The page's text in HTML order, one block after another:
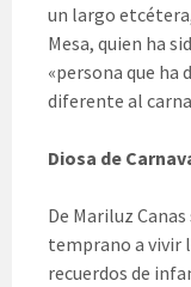
un largo
Mesa, quien ha
«persona que ha
diferente al
Diosa de
De Mariluz
temprano a vivir
recuerdos de